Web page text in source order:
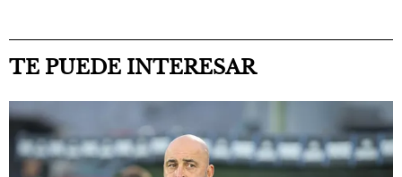
TE PUEDE INTERESAR